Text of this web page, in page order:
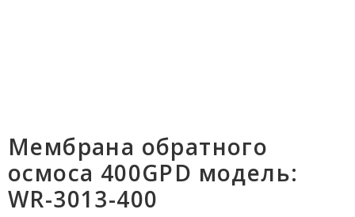
Мембрана обратного
осмоса 400GPD модель:
WR-3013-400